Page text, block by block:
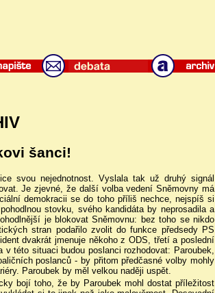
šanci!
svou nejednotnost. Vyslala tak už druhý signál
Je zjevné, že další volba vedení Sněmovny má
demokracii se do toho příliš nechce, nejspíš si
stovku, svého kandidáta by neprosadila a
je blokovat Sněmovnu: bez toho se nikdo
stran podařilo zvolit do funkce předsedy PS
dvakrát jmenuje někoho z ODS, třetí a poslední
v této situaci budou poslanci rozhodovat: Paroubek,
poslanců - by přitom předčasné volby mohly
Paroubek by měl velkou naději uspět.
bojí toho, že by Paroubek mohl dostat příležitost